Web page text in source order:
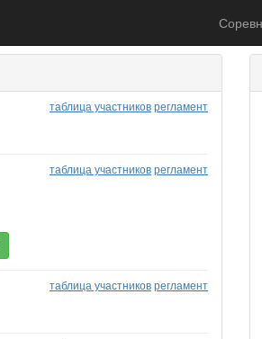
таблица участниковрегламент
таблица участниковрегламент
таблица участниковрегламент